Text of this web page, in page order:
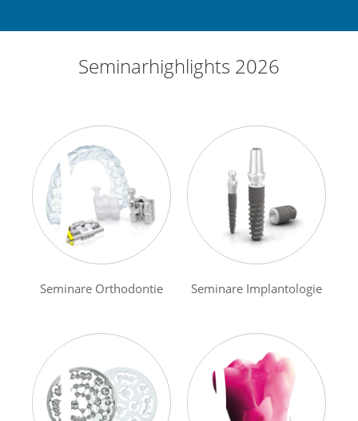
Seminarhighlights 2026
Seminare Orthodontie Seminare Implantologie